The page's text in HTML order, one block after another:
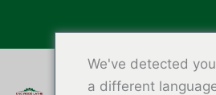
konten
We've detected
a different